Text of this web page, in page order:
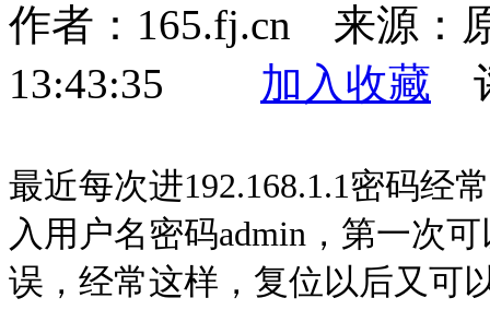
作者：165.fj.cn 来源：
13:43:35 加入收藏
最近每次进192.168.1.1密码经
入用户名密码admin，第一次
误，经常这样，复位以后又可